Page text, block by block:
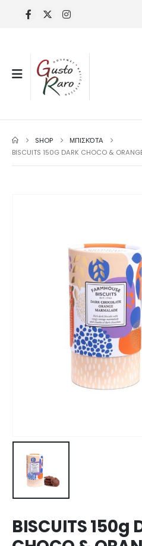
SHOP
ΜΠΙΣΚΌΤΑ
BISCUITS 150G DARK CHOCO &
BISCUITS 150g